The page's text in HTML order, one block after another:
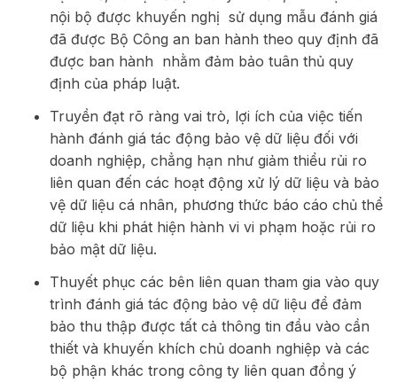
nội bộ được khuyến nghị sử dụng mẫu đánh giá
đã được Bộ Công an ban hành theo quy định đã
được ban hành nhằm đảm bảo tuân thủ quy
định của pháp luật.
Truyền đạt rõ ràng vai trò, lợi ích của việc tiến
hành đánh giá tác động bảo vệ dữ liệu đối với
doanh nghiệp, chẳng hạn như giảm thiểu rủi ro
liên quan đến các hoạt động xử lý dữ liệu và bảo
vệ dữ liệu cá nhân, phương thức báo cáo chủ thể
dữ liệu khi phát hiện hành vi vi phạm hoặc rủi ro
bảo mật dữ liệu.
Thuyết phục các bên liên quan tham gia vào quy
trình đánh giá tác động bảo vệ dữ liệu để đảm
bảo thu thập được tất cả thông tin đầu vào cần
thiết và khuyến khích chủ doanh nghiệp và các
bộ phận khác trong công ty liên quan đồng ý